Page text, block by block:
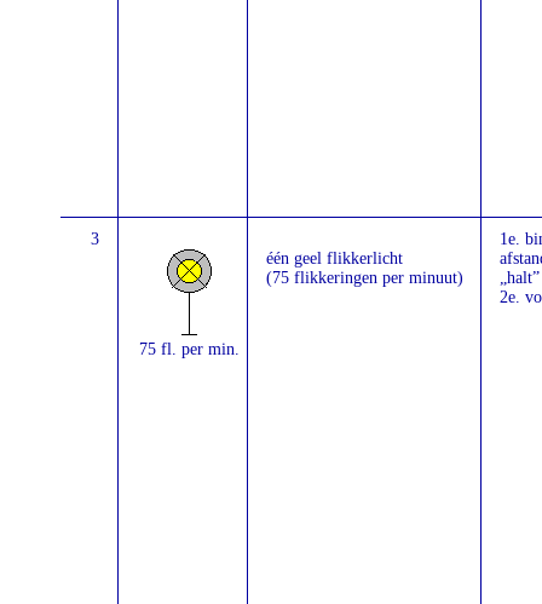
3
75 fl. per min.
één geel flikkerlicht
(75 flikkeringen per minuut)
1e.
2e.